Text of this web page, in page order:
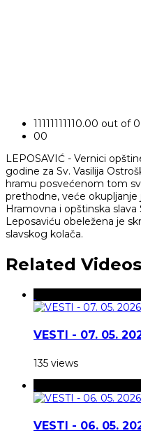
11111111110.00 out of 0
00
LEPOSAVIĆ - Vernici
godine za Sv. Vasilija
hramu posvećenom tom
prethodne, veće
Hramovna i opštinska slava
Leposaviću obeležena je
slavskog kolača.
Related Videos
VESTI - 07. 05.
135 views
VESTI - 06. 05.